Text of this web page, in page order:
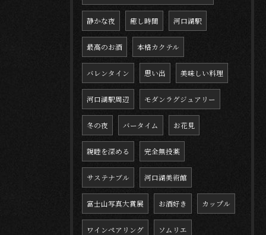
静かな夜 癒し時間 河口湖駅
最高のお酒 本格カクテル
バレンタイン 思い出 美味しい料理
河口湖駅周辺 モダンラグジュアリー
冬の夜 バータイム お花見
親睦を深める 完全無投薬
サステナブル 河口湖美術館
富士山写真大賞展 お酒好き カップル
ワインペアリング ソムリエ